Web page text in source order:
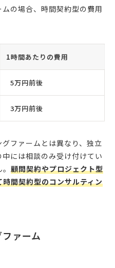
の場合、時間契約型の費用
1時間あたりの費用
5万円前後
3万円前後
ファームとは異なり、独立
には相談のみ受け付けてい
顧問契約やプロジェクト型
間契約型のコンサルティン
ァーム